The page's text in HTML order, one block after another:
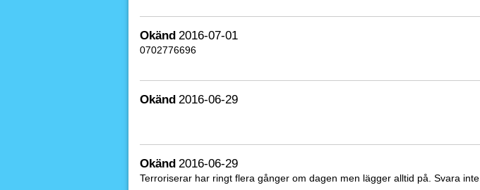
Okänd 2016-07-01
0702776696
Okänd 2016-06-29
Okänd 2016-06-29
Terroriserar har ringt flera gånger om dagen men lägger alltid på. Svara inte.